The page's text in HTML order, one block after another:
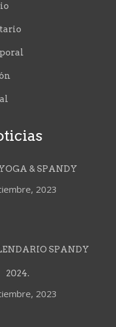
& SPANDY
2023
SPANDY
2024.
2023